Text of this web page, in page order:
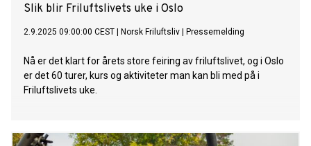
Slik blir Friluftslivets uke i Oslo
2.9.2025 09:00:00 CEST Norsk Friluftsliv Pressemelding
Nå er det klart for årets store feiring av friluftslivet, og i Oslo
er det 60 turer, kurs og aktiviteter man kan bli med på i
Friluftslivets uke.